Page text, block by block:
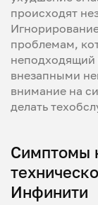
происходят
проблемам,
неподходящий
внезапными
внимание на
делать
Симптомы
Инфинити